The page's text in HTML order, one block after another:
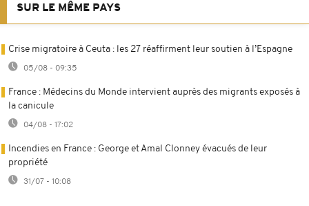
SUR LE MÊME PAYS
Crise migratoire à Ceuta : les 27 réaffirment leur soutien à l’Espagne
05/08 - 09:35
France : Médecins du Monde intervient auprès des migrants exposés à
la canicule
04/08 - 17:02
Incendies en France : George et Amal Clonney évacués de leur
propriété
31/07 - 10:08